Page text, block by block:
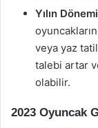
Yılın
veya yaz
talebi artar
olabilir.
2023 Oyuncak